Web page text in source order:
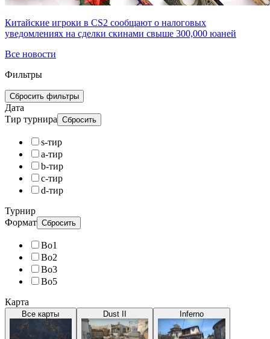
Китайские игроки в CS2 сообщают о налоговых
уведомлениях на сделки скинами свыше 300,000 юаней
Все новости
Фильтры
Сбросить фильтры
Дата
Тир турнира Сбросить
s-тир
a-тир
b-тир
c-тир
d-тир
Турнир
Формат Сбросить
Bo1
Bo2
Bo3
Bo5
Карта
Все карты Dust II Inferno